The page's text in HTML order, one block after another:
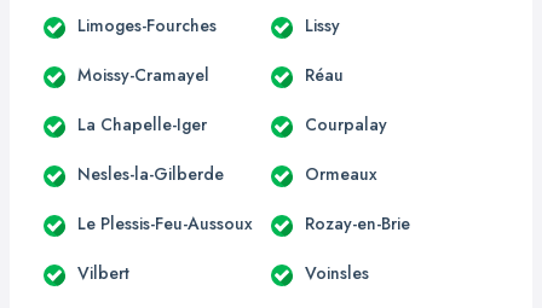
Limoges-Fourches Lissy
Moissy-Cramayel Réau
La Chapelle-Iger Courpalay
Nesles-la-Gilberde Ormeaux
Le Plessis-Feu-Aussoux Rozay-en-Brie
Vilbert Voinsles